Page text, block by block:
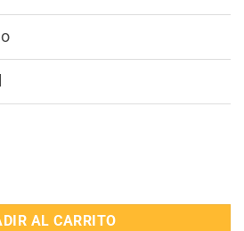
Talle S Y M cantidad
AL CARRITO